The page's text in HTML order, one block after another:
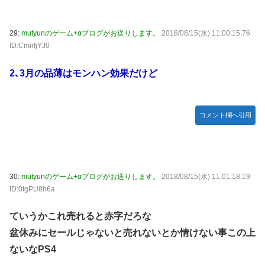
29: mutyunのゲーム+αブログがお送りします。
2018/08/15(水) 11:00:15.76
ID:CmirfjYJ0
2､3月の品薄はモンハン効果だけど
コメント欄へ引用
30: mutyunのゲーム+αブログがお送りします。
2018/08/15(水) 11:01:18.19
ID:0tgPU8h6a
ていうかこれ売れると赤字だろな
盆休みにセールじゃないと売れないとか情けない事この上
ないなPS4